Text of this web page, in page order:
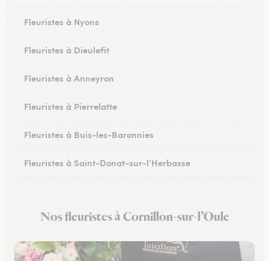
Fleuristes à Nyons
Fleuristes à Dieulefit
Fleuristes à Anneyron
Fleuristes à Pierrelatte
Fleuristes à Buis-les-Baronnies
Fleuristes à Saint-Donat-sur-l’Herbasse
Fleuristes à Portes-lès-Valence
Nos fleuristes à Cornillon-sur-l’Oule